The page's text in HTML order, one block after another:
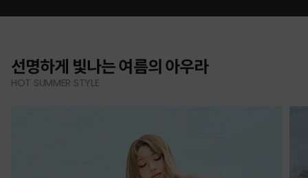
선명하게 빛나는 여름의 아우라
HOT SUMMER STYLE